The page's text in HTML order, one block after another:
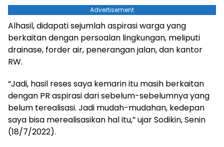
Advertisement
Alhasil, didapati sejumlah aspirasi warga yang
berkaitan dengan persoalan lingkungan, meliputi
drainase, forder air, penerangan jalan, dan kantor
RW.
“Jadi, hasil reses saya kemarin itu masih berkaitan
dengan PR aspirasi dari sebelum-sebelumnya yang
belum terealisasi. Jadi mudah-mudahan, kedepan
saya bisa merealisasikan hal itu,” ujar Sodikin, Senin
(18/7/2022).